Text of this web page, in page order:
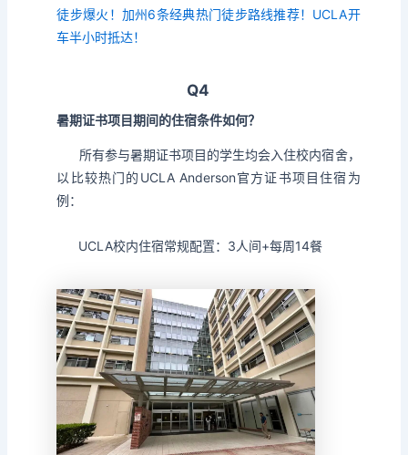
徒步爆火！加州6条经典热门徒步路线推荐！UCLA开
车半小时抵达！
Q4
暑期证书项目期间的住宿条件如何？
所有参与暑期证书项目的学生均会入住校内宿舍，
以比较热门的UCLA Anderson官方证书项目住宿为
例：
UCLA校内住宿常规配置：3人间+每周14餐